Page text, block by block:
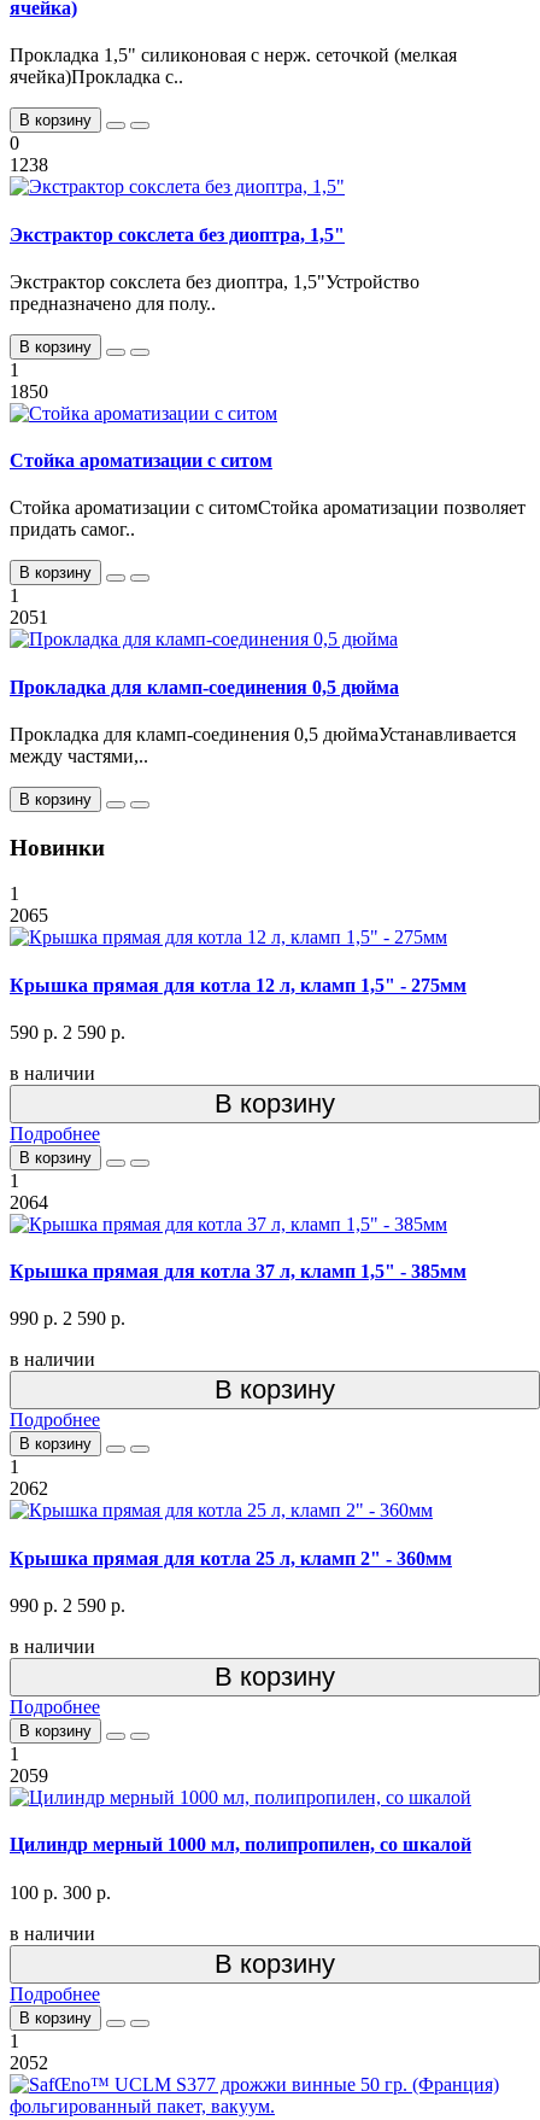
ячейка)
Прокладка 1,5" силиконовая с нерж. сеточкой (мелкая
ячейка)Прокладка с..
В корзину
0
1238
Экстрактор сокслета без диоптра, 1,5"
Экстрактор сокслета без диоптра, 1,5"Устройство
предназначено для полу..
В корзину
1
1850
Стойка ароматизации с ситом
Стойка ароматизации с ситомСтойка ароматизации позволяет
придать самог..
В корзину
1
2051
Прокладка для кламп-соединения 0,5 дюйма
Прокладка для кламп-соединения 0,5 дюймаУстанавливается
между частями,..
В корзину
Новинки
1
2065
Крышка прямая для котла 12 л, кламп 1,5" - 275мм
590 р. 2 590 р.
в наличии
В корзину
Подробнее
В корзину
1
2064
Крышка прямая для котла 37 л, кламп 1,5" - 385мм
990 р. 2 590 р.
в наличии
В корзину
Подробнее
В корзину
1
2062
Крышка прямая для котла 25 л, кламп 2" - 360мм
990 р. 2 590 р.
в наличии
В корзину
Подробнее
В корзину
1
2059
Цилиндр мерный 1000 мл, полипропилен, со шкалой
100 р. 300 р.
в наличии
В корзину
Подробнее
В корзину
1
2052